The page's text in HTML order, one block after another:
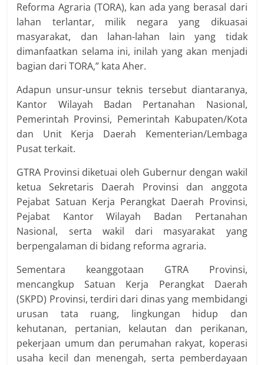
Reforma Agraria (TORA), kan ada yang berasal dari
lahan terlantar, milik negara yang dikuasai
masyarakat, dan lahan-lahan lain yang tidak
dimanfaatkan selama ini, inilah yang akan menjadi
bagian dari TORA,” kata Aher.
Adapun unsur-unsur teknis tersebut diantaranya,
Kantor Wilayah Badan Pertanahan Nasional,
Pemerintah Provinsi, Pemerintah Kabupaten/Kota
dan Unit Kerja Daerah Kementerian/Lembaga
Pusat terkait.
GTRA Provinsi diketuai oleh Gubernur dengan wakil
ketua Sekretaris Daerah Provinsi dan anggota
Pejabat Satuan Kerja Perangkat Daerah Provinsi,
Pejabat Kantor Wilayah Badan Pertanahan
Nasional, serta wakil dari masyarakat yang
berpengalaman di bidang reforma agraria.
Sementara keanggotaan GTRA Provinsi,
mencangkup Satuan Kerja Perangkat Daerah
(SKPD) Provinsi, terdiri dari dinas yang membidangi
urusan tata ruang, lingkungan hidup dan
kehutanan, pertanian, kelautan dan perikanan,
pekerjaan umum dan perumahan rakyat, koperasi
usaha kecil dan menengah, serta pemberdayaan